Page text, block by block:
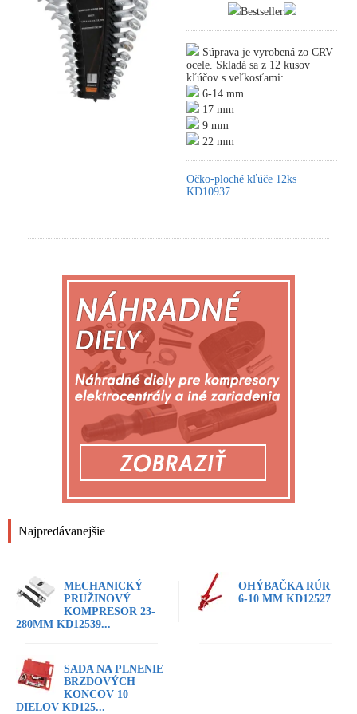
Najpredávanejšie
MECHANICKÝ
PRUŽINOVÝ
KOMPRESOR 23-
280MM KD12539...
OHÝBAČKA RÚR
6-10 MM KD12527
SADA NA PLNENIE
BRZDOVÝCH
KONCOV 10
DIELOV KD125...
Bestseller
Súprava je vyrobená zo CRV
ocele. Skladá sa z 12 kusov
kľúčov s veľkosťami:
6-14 mm
17 mm
9 mm
22 mm
Očko-ploché kľúče 12ks
KD10937